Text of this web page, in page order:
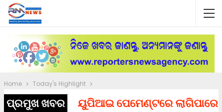
Home Today's Highlight
ପ୍ରମୁଖ ଖବରୟୁପିଆଇ ପେମେଣ୍ଟରେ ଲାଗିପାରେ